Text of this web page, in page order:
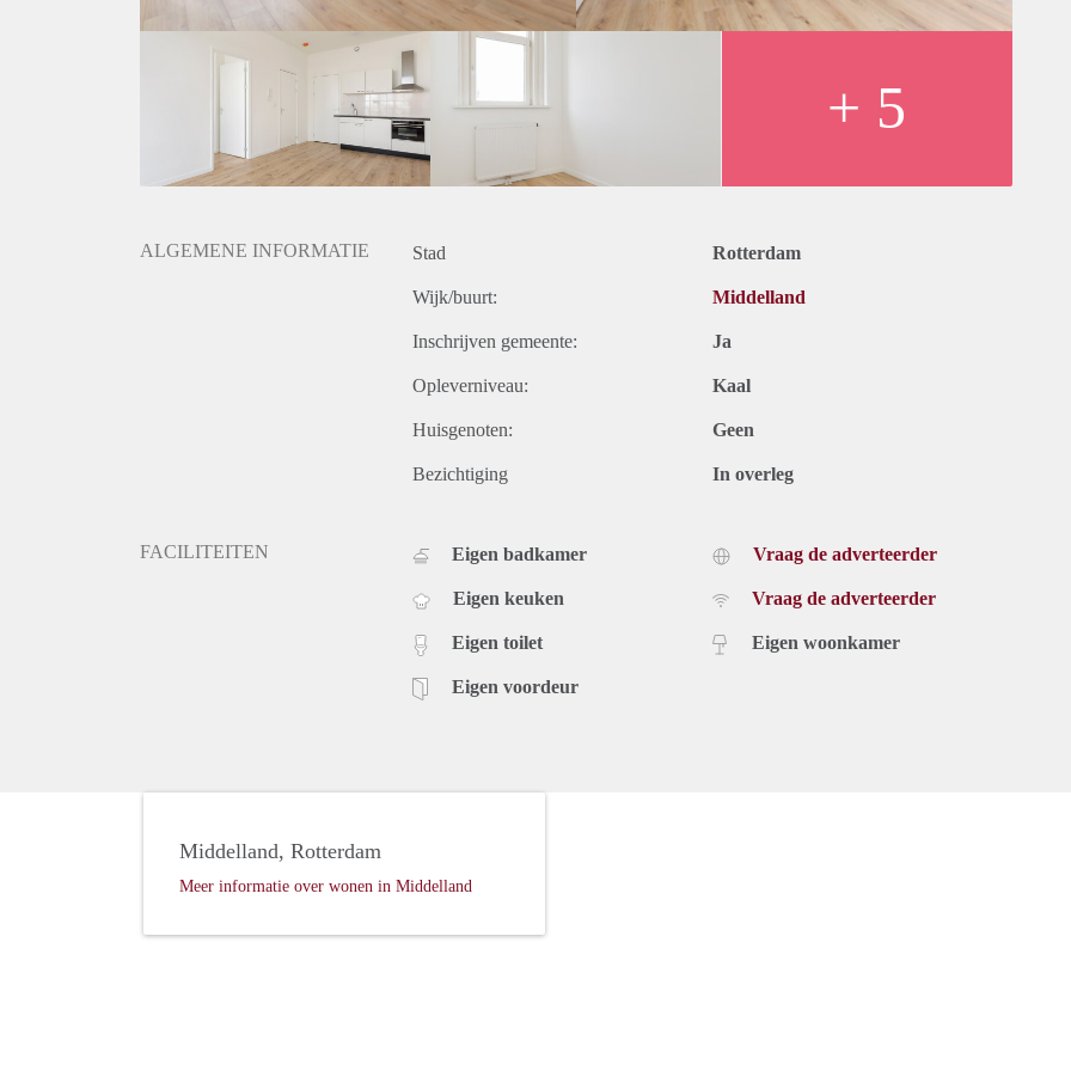
- Waarborgsom 2 maanden.
- Beschikbaar per direct.
€ 870, - per maand exclusief g /w/e, kabel tv, internet en belastingen. Inclusief vloer, zonwering en
keukenapparatuur.
Huurprijs op basis van een minimale huurperiode van 12 maanden voor een kortere periode kan er worden
verhoogd.
+ 5
ALGEMENE INFORMATIE Stad Rotterdam
Wijk/buurt: Middelland
Inschrijven gemeente: Ja
Opleverniveau: Kaal
Huisgenoten: Geen
Bezichtiging In overleg
FACILITEITEN Eigen badkamer
Eigen keuken
Eigen toilet
Eigen voordeur
Vraag de adverteerder
Vraag de adverteerder
Eigen woonkamer
Middelland, Rotterdam
Meer informatie over wonen in Middelland